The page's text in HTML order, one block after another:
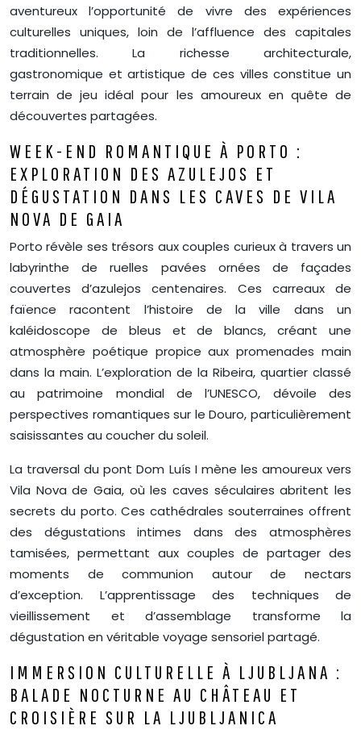
aventureux l’opportunité de vivre des expériences
culturelles uniques, loin de l’affluence des capitales
traditionnelles. La richesse architecturale,
gastronomique et artistique de ces villes constitue un
terrain de jeu idéal pour les amoureux en quête de
découvertes partagées.
WEEK-END ROMANTIQUE À PORTO :
EXPLORATION DES AZULEJOS ET
DÉGUSTATION DANS LES CAVES DE VILA
NOVA DE GAIA
Porto révèle ses trésors aux couples curieux à travers un
labyrinthe de ruelles pavées ornées de façades
couvertes d’azulejos centenaires. Ces carreaux de
faïence racontent l’histoire de la ville dans un
kaléidoscope de bleus et de blancs, créant une
atmosphère poétique propice aux promenades main
dans la main. L’exploration de la Ribeira, quartier classé
au patrimoine mondial de l’UNESCO, dévoile des
perspectives romantiques sur le Douro, particulièrement
saisissantes au coucher du soleil.
La traversal du pont Dom Luís I mène les amoureux vers
Vila Nova de Gaia, où les caves séculaires abritent les
secrets du porto. Ces cathédrales souterraines offrent
des dégustations intimes dans des atmosphères
tamisées, permettant aux couples de partager des
moments de communion autour de nectars
d’exception. L’apprentissage des techniques de
vieillissement et d’assemblage transforme la
dégustation en véritable voyage sensoriel partagé.
IMMERSION CULTURELLE À LJUBLJANA :
BALADE NOCTURNE AU CHÂTEAU ET
CROISIÈRE SUR LA LJUBLJANICA